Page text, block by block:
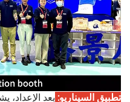
تطبيق السيناريو:بعد الإعداد،